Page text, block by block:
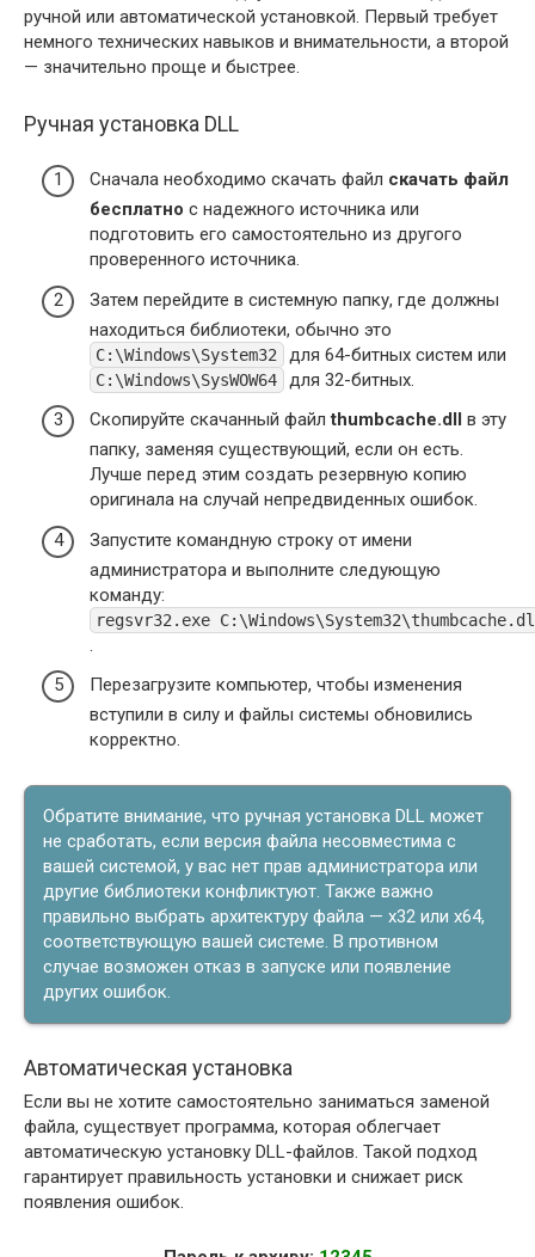
ручной или автоматической установкой. Первый требует
немного технических навыков и внимательности, а второй
— значительно проще и быстрее.
Ручная установка DLL
Сначала необходимо скачать файл скачать файл
бесплатно с надежного источника или
подготовить его самостоятельно из другого
проверенного источника.
Затем перейдите в системную папку, где должны
находиться библиотеки, обычно это
C:\Windows\System32 для 64-битных систем или
C:\Windows\SysWOW64
для 32-битных.
Скопируйте скачанный файлthumbcache.dll
в эту
папку, заменяя существующий, если он есть.
Лучше перед этим создать резервную копию
оригинала на случай непредвиденных ошибок.
Запустите командную строку от имени
администратора и выполните следующую
команду:
regsvr32.exe
.
Перезагрузите компьютер, чтобы изменения
вступили в силу и файлы системы обновились
корректно.
Обратите внимание, что ручная установка DLL может
не сработать, если версия файла несовместима с
вашей системой, у вас нет прав администратора или
другие библиотеки конфликтуют. Также важно
правильно выбрать архитектуру файла — x32 или x64,
соответствующую вашей системе. В противном
случае возможен отказ в запуске или появление
других ошибок.
Автоматическая установка
Если вы не хотите самостоятельно заниматься заменой
файла, существует программа, которая облегчает
автоматическую установку DLL-файлов. Такой подход
гарантирует правильность установки и снижает риск
появления ошибок.